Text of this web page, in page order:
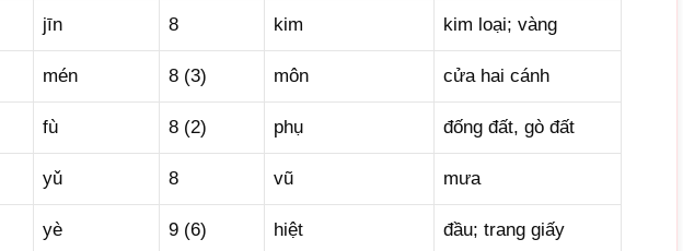
jīn 8 kim kim loại; vàng
mén 8 (3) môn cửa hai cánh
fù 8 (2) phụ đống đất, gò đất
yǔ 8 vũ mưa
yè 9 (6) hiệt đầu; trang giấy